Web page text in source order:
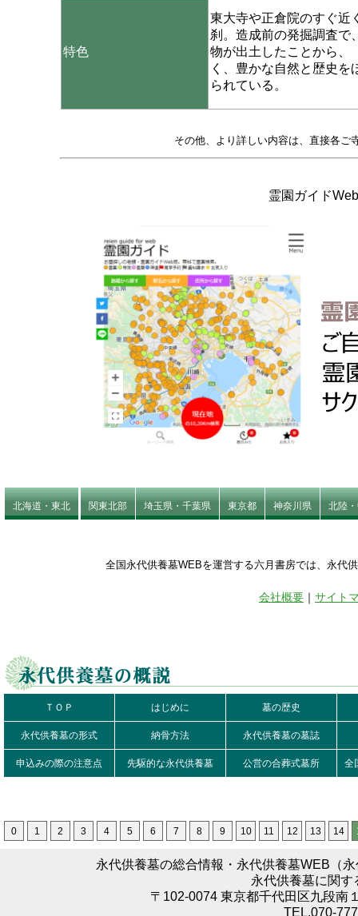
特色
東大寺や正倉院のすぐ近
刹。造成前の発掘調査で
物が出土したことから、
く、豊かな自然と歴史
られている。
その他、より詳しい内容は、直接各ご
霊園ガイド
北海道・東北 関東北部 埼玉県・千葉県 東京都 神奈川県 北陸
全国永代供養墓WEBを運営する六月書房では、永代
会社概要 ｜ サイト
ＴＯＰ はじめに 墓の歴史
永代供養墓の形式 納骨方法 永代供養墓の墓誌
申込みの際の注意点 先駆的な永代供養墓 公営の合葬式墓所 全
0 1 2 3 4 5 6 7 8 9 10 11 12 13 14
永代供養墓の総合情報・永代供養墓WEB（
永代供養墓に関す
〒102-0074 東京都千代田区九段南
TEL.070-